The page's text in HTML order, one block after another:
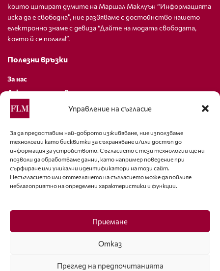
Управление на съгласие
За да предоставим най-доброто изживяване, ние използваме
технологии като бисквитки за съхраняване и/или достъп до
информация за устройството. Съгласието с тези технологии ще ни
позволи да обработваме данни, като например поведение при
сърфиране или уникални идентификатори на този сайт.
Несъгласието или оттеглянето на съгласието може да повлияе
неблагоприятно на определени характеристики и функции.
Приемане
Отказ
Преглед на предпочитанията
които цитират думите на Маршал Маклуън “Информацията
иска да е свободна”, ние развяваме с достойнство нашето
електронно знаме с девиза “Дайте на модата свободата,
която й се полага!”.
Полезни връзки
За нас
Декларация за поверителност
Политика за бисквитки
За контакти
editor@fashion-lifestyle.net
+359 88 227 33 47
Последвайте ни
Facebook